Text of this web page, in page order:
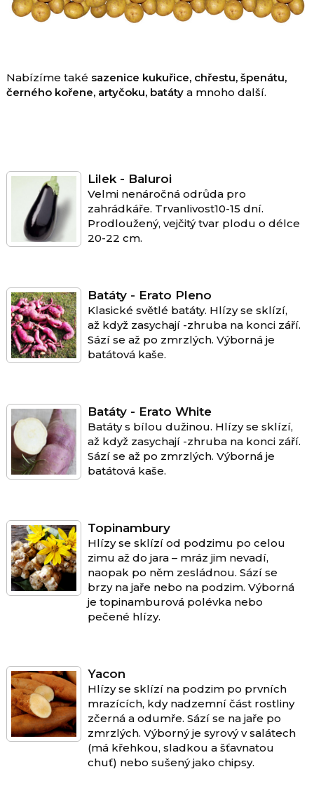
Nabízíme také sazenice kukuřice, chřestu, špenátu,
černého kořene, artyčoku, batátya mnoho další.
Lilek - Baluroi
Velmi nenáročná odrůda pro
zahrádkáře. Trvanlivost10-15 dní.
Prodloužený, vejčitý tvar plodu o délce
20-22 cm.
Batáty - Erato Pleno
Klasické světlé batáty. Hlízy se sklízí,
až když zasychají -zhruba na konci září.
Sází se až po zmrzlých. Výborná je
batátová kaše.
Batáty - Erato White
Batáty s bílou dužinou. Hlízy se sklízí,
až když zasychají -zhruba na konci září.
Sází se až po zmrzlých. Výborná je
batátová kaše.
Topinambury
Hlízy se sklízí od podzimu po celou
zimu až do jara – mráz jim nevadí,
naopak po něm zesládnou. Sází se
brzy na jaře nebo na podzim. Výborná
je topinamburová polévka nebo
pečené hlízy.
Yacon
Hlízy se sklízí na podzim po prvních
mrazících, kdy nadzemní část rostliny
zčerná a odumře. Sází se na jaře po
zmrzlých. Výborný je syrový v salátech
(má křehkou, sladkou a šťavnatou
chuť) nebo sušený jako chipsy.